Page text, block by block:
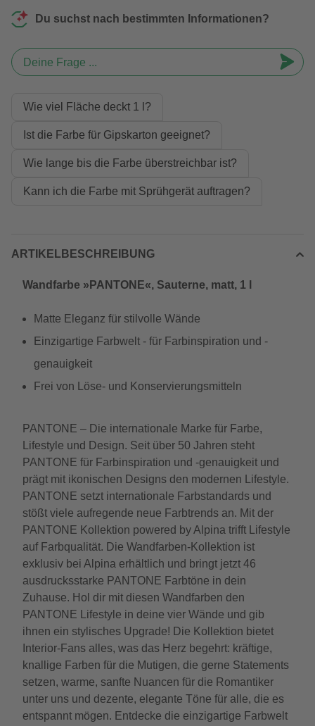
Du suchst nach bestimmten Informationen?
Deine Frage ...
Wie viel Fläche deckt 1 l?
Ist die Farbe für Gipskarton geeignet?
Wie lange bis die Farbe überstreichbar ist?
Kann ich die Farbe mit Sprühgerät auftragen?
ARTIKELBESCHREIBUNG
Wandfarbe »PANTONE«, Sauterne, matt, 1 l
Matte Eleganz für stilvolle Wände
Einzigartige Farbwelt - für Farbinspiration und -
genauigkeit
Frei von Löse- und Konservierungsmitteln
PANTONE – Die internationale Marke für Farbe,
Lifestyle und Design. Seit über 50 Jahren steht
PANTONE für Farbinspiration und -genauigkeit und
prägt mit ikonischen Designs den modernen Lifestyle.
PANTONE setzt internationale Farbstandards und
stößt viele aufregende neue Farbtrends an. Mit der
PANTONE Kollektion powered by Alpina trifft Lifestyle
auf Farbqualität. Die Wandfarben-Kollektion ist
exklusiv bei Alpina erhältlich und bringt jetzt 46
ausdrucksstarke PANTONE Farbtöne in dein
Zuhause. Hol dir mit diesen Wandfarben den
PANTONE Lifestyle in deine vier Wände und gib
ihnen ein stylisches Upgrade! Die Kollektion bietet
Interior-Fans alles, was das Herz begehrt: kräftige,
knallige Farben für die Mutigen, die gerne Statements
setzen, warme, sanfte Nuancen für die Romantiker
unter uns und dezente, elegante Töne für alle, die es
entspannt mögen. Entdecke die einzigartige Farbwelt